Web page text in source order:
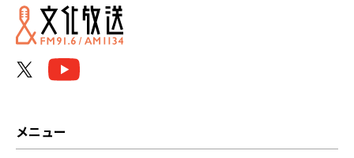
2026年04月
メニュー